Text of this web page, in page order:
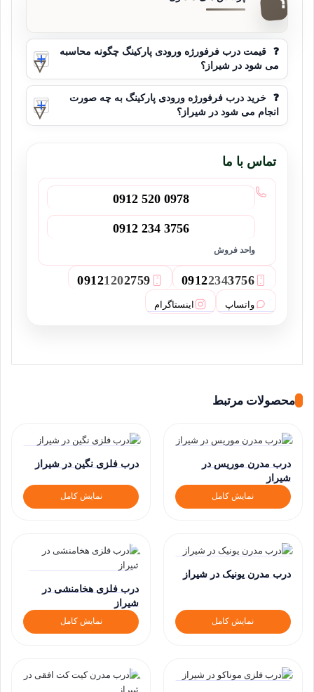
❓
قیمت درب فرفورژه ورودی پارکینگ چگونه محاسبه
می شود در شیراز؟
❓
خرید درب فرفورژه ورودی پارکینگ به چه صورت
انجام می شود در شیراز؟
تماس با ما
0912 520 0978
0912 234 3756
واحد فروش
2
09122343756
3
09121202759
واتساپ اینستاگرام
محصولات مرتبط
درب مدرن موریس در
شیراز
نمایش کامل
درب فلزی نگین در شیراز
نمایش کامل
درب مدرن یونیک در شیراز
نمایش کامل
درب فلزی هخامنشی در
شیراز
نمایش کامل